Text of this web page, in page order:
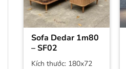
Sofa Dedar 1m80
– SF02
Kích thước: 180x72